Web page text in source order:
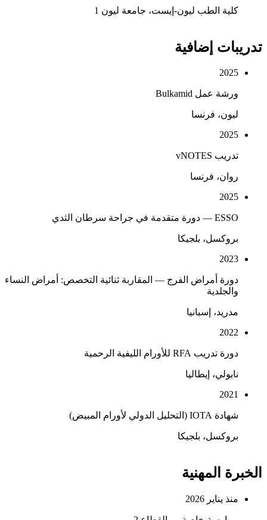
كلية الطب ليون-إيست، جامعة ليون 1
تدريبات إضافية
2025
ورشة عمل Bulkamid
ليون، فرنسا
2025
تدريب vNOTES
روان، فرنسا
2025
ESSO — دورة متقدمة في جراحة سرطان الثدي
بروكسل، بلجيكا
2023
دورة أمراض الفرج — المقاربة ثنائية التخصص: أمراض النساء
والجلدية
مدريد، إسبانيا
2022
دورة تدريب RFA للأورام الليفية الرحمية
نابولي، إيطاليا
2021
شهادة IOTA (التحليل الدولي لأورام المبيض)
بروكسل، بلجيكا
الخبرة المهنية
منذ يناير 2026